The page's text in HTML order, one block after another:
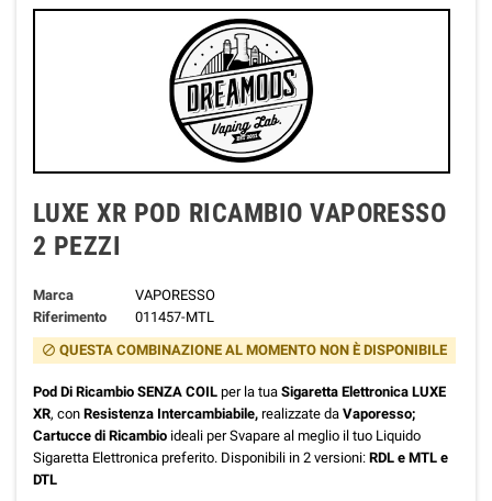
LUXE XR POD RICAMBIO VAPORESSO
2 PEZZI
Marca
VAPORESSO
Riferimento
011457-MTL
block QUESTA COMBINAZIONE AL MOMENTO NON È DISPONIBILE
Pod Di Ricambio SENZA COIL per la tua Sigaretta Elettronica LUXE
XR, con Resistenza Intercambiabile, realizzate da Vaporesso;
Cartucce di Ricambio ideali per Svapare al meglio il tuo Liquido
Sigaretta Elettronica preferito. Disponibili in 2 versioni: RDL e MTL e
DTL